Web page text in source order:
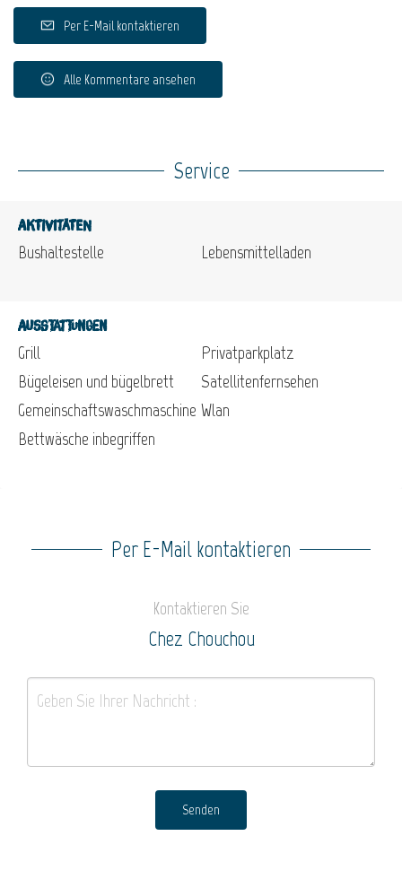
Per E-Mail kontaktieren
Alle Kommentare ansehen
Service
Aktivitäten
Bushaltestelle Lebensmittelladen
Ausstattungen
Grill
Bügeleisen und bügelbrett
Gemeinschaftswaschmaschine
Bettwäsche inbegriffen
Privatparkplatz
Satellitenfernsehen
Wlan
Per E-Mail kontaktieren
Kontaktieren Sie
Chez Chouchou
Senden